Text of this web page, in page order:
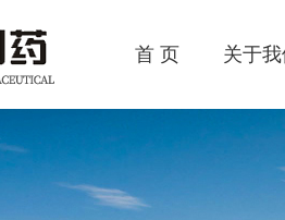
首 页 关于